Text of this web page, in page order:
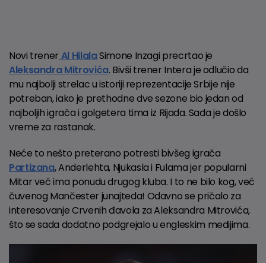
Novi trener Al HilalaSimone Inzagi precrtao je
Aleksandra Mitrovića. Bivši trener Intera je odlučio da
mu najbolji strelac u istoriji reprezentacije Srbije nije
potreban, iako je prethodne dve sezone bio jedan od
najboljih igrača i golgetera tima iz Rijada. Sada je došlo
vreme za rastanak.
Neće to nešto preterano potresti bivšeg igrača
Partizana, Anderlehta, Njukasla i Fulama jer popularni
Mitar već ima ponudu drugog kluba. I to ne bilo kog, već
čuvenog Mančester junajteda! Odavno se pričalo za
interesovanje Crvenih đavola za Aleksandra Mitrovića,
što se sada dodatno podgrejalo u engleskim medijima.